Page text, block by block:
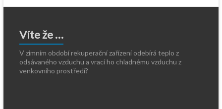
Víte že …
V zimním období rekuperační zařízení odebírá teplo z
odsávaného vzduchu a vrací ho chladnému vzduchu z
venkovního prostředí?